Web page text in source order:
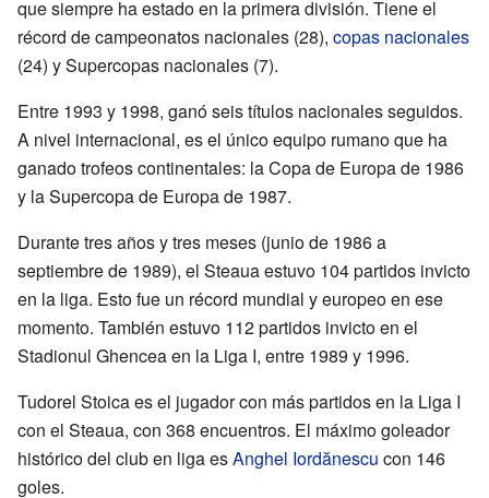
que siempre ha estado en la primera división. Tiene el
récord de campeonatos nacionales (28), copas nacionales
(24) y Supercopas nacionales (7).
Entre 1993 y 1998, ganó seis títulos nacionales seguidos.
A nivel internacional, es el único equipo rumano que ha
ganado trofeos continentales: la Copa de Europa de 1986
y la Supercopa de Europa de 1987.
Durante tres años y tres meses (junio de 1986 a
septiembre de 1989), el Steaua estuvo 104 partidos invicto
en la liga. Esto fue un récord mundial y europeo en ese
momento. También estuvo 112 partidos invicto en el
Stadionul Ghencea en la Liga I, entre 1989 y 1996.
Tudorel Stoica es el jugador con más partidos en la Liga I
con el Steaua, con 368 encuentros. El máximo goleador
histórico del club en liga esAnghel Iordănescu con 146
goles.